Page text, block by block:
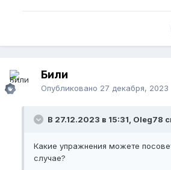
Били
Опубликовано 27 декабря, 2023
В 27.12.2023 в 15:31, Oleg78
Какие упражнения можете
случае?